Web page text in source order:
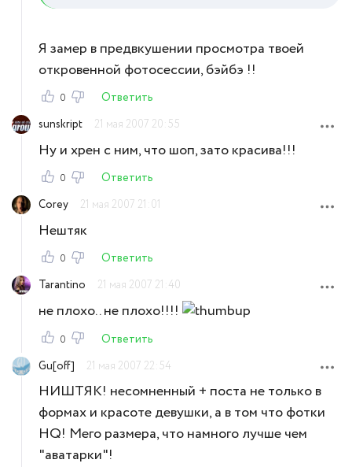
Я замер в предвкушении просмотра твоей
откровенной фотосессии, бэйбэ !!
0
Ответить
sunskript
21 мая 2007 20:55
Ну и хрен с ним, что шоп, зато красива!!!
0
Ответить
Corey
21 мая 2007 21:01
Нештяк
0
Ответить
Tarantino
21 мая 2007 21:40
не плохо.. не плохо!!!!
0
Ответить
Gu[off]
21 мая 2007 22:54
НИШТЯК! несомненный + поста не только в
формах и красоте девушки, а в том что фотки
HQ! Мего размера, что намного лучше чем
"аватарки"!